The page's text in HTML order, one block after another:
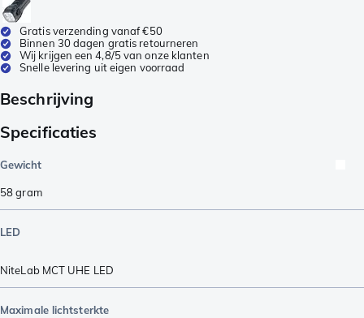
Gratis verzending vanaf €50
Binnen 30 dagen gratis retourneren
Wij krijgen een 4,8/5 van onze klanten
Snelle levering uit eigen voorraad
Beschrijving
Specificaties
Gewicht
58gram
LED
NiteLab MCT UHE LED
Maximale lichtsterkte